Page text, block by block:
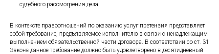
судебного рассмотрения дела.
В контексте правоотношений по оказанию услуг претензия представляет
собой требование, предъявляемое исполнителю в связи с ненадлежащим
выполнением обязательственной части договора. В соответствии со ст. 31
Закона данное требование должно быть удовлетворено в десятидневный